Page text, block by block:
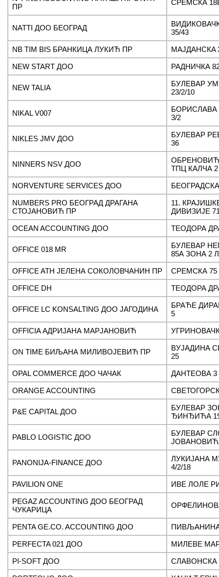
ПР
СРЕМСКА
NATTI ДОО БЕОГРАД
35/43
NB TIM BIS БРАНКИЦА ЛУКИЋ ПР МАЈДАНСКA
NEW START ДОО РАДНИЧКА
NEW TALIA
БУЛЕВАР
23/2/10
NIKAL V007
3/2
NIKLES JMV ДОО
БУЛЕВАР
36
NINNERS NSV ДОО
ТПЦ КАЛЧА 2
NORVENTURE SERVICES ДОО
NUMBERS PRO БЕОГРАД ДРАГАНА
СТОЈАНОВИЋ ПР
11.
ДИВИЗИЈЕ
OCEAN ACCOUNTING ДОО ТЕОДОРА
OFFICE 018 MR
БУЛЕВАР
85А ЗОНА 2
OFFICE ATH ЈЕЛЕНА СОКОЛОВЧАНИН ПР СРЕМСКА 75
OFFICE DH ТЕОДОРА
OFFICE LC KONSALTING ДОО ЈАГОДИНА
БРАЋЕ
5
OFFICIA АДРИЈАНА МАРЈАНОВИЋ
ON TIME БИЉАНА МИЛИВОЈЕВИЋ ПР
ВУЈАДИНА
25
OPAL COMMERCE ДОО ЧАЧАК ДАНТЕОВА 3
ORANGE ACCOUNTING
P&E CAPITAL ДОО
БУЛЕВАР
ЂИНЂИЋА
PABLO LOGISTIC ДОО
БУЛЕВАР
PANONIJA-FINANCE ДОО
ЛУКИЈАНА
4/2/18
PAVILION ONE ИВЕ ЛОЛЕ
PEGAZ ACCOUNTING ДОО БЕОГРАД
ЧУКАРИЦА
PENTA GE.CO. ACCOUNTING ДОО ПИВЉАНИНА
PERFECTA 021 ДОО МИЛЕВЕ
PI-SOFT ДОО СЛАВОНСКА